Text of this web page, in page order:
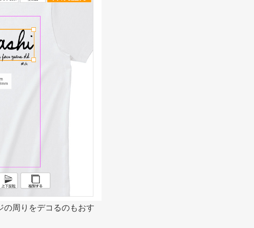
の周りをデコるのもおす